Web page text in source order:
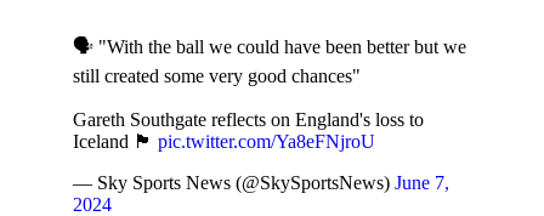
🗣️ "With the ball we could have been better but we
still created some very good chances"
Gareth Southgate reflects on England's loss to
Iceland 🏴󠁧󠁢󠁥󠁮󠁧󠁿 pic.twitter.com/Ya8eFNjroU
— Sky Sports News (@SkySportsNews) June 7,
2024